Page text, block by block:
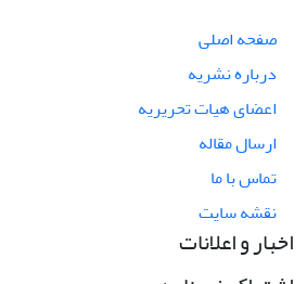
صفحه اصلی
درباره نشریه
اعضای هیات تحریریه
ارسال مقاله
تماس با ما
نقشه سایت
اخبار و اعلانات